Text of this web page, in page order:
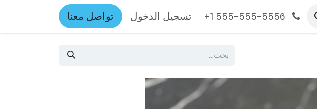
+1 555-555-5556 تسجيل الدخول تواصل معنا